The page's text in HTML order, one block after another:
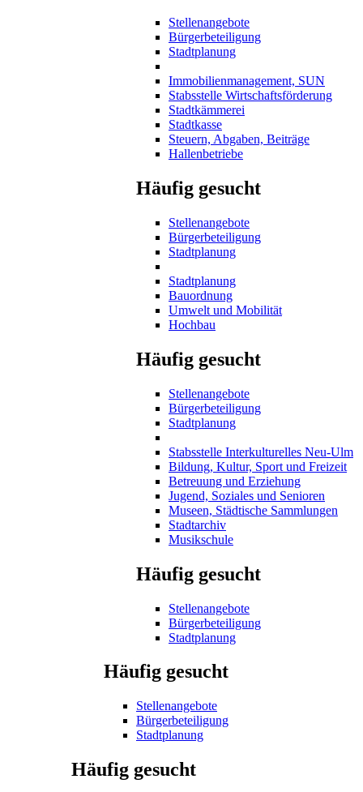
Stellenangebote
Bürgerbeteiligung
Stadtplanung
Immobilienmanagement, SUN
Stabsstelle Wirtschaftsförderung
Stadtkämmerei
Stadtkasse
Steuern, Abgaben, Beiträge
Hallenbetriebe
Häufig gesucht
Stellenangebote
Bürgerbeteiligung
Stadtplanung
Stadtplanung
Bauordnung
Umwelt und Mobilität
Hochbau
Häufig gesucht
Stellenangebote
Bürgerbeteiligung
Stadtplanung
Stabsstelle Interkulturelles Neu-Ulm
Bildung, Kultur, Sport und Freizeit
Betreuung und Erziehung
Jugend, Soziales und Senioren
Museen, Städtische Sammlungen
Stadtarchiv
Musikschule
Häufig gesucht
Stellenangebote
Bürgerbeteiligung
Stadtplanung
Häufig gesucht
Stellenangebote
Bürgerbeteiligung
Stadtplanung
Häufig gesucht